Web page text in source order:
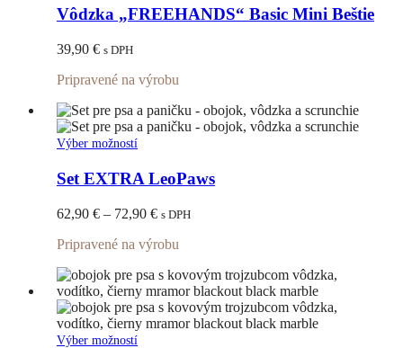
má
viacero
môžete
vybrať
na
stránke
produktu.
Vôdzka „FREEHANDS“ Basic Mini Beštie
39,90 € s DPH
Pripravené na výrobu
Výber možnostíTento
má
viacero
variantov.
Možnosti
si
môžete
vybrať
na
stránke
produktu.
Set EXTRA LeoPaws
62,90 € – 72,90 €Price
62,90 €
72,90 €
s DPH
Pripravené na výrobu
Výber možnostíTento